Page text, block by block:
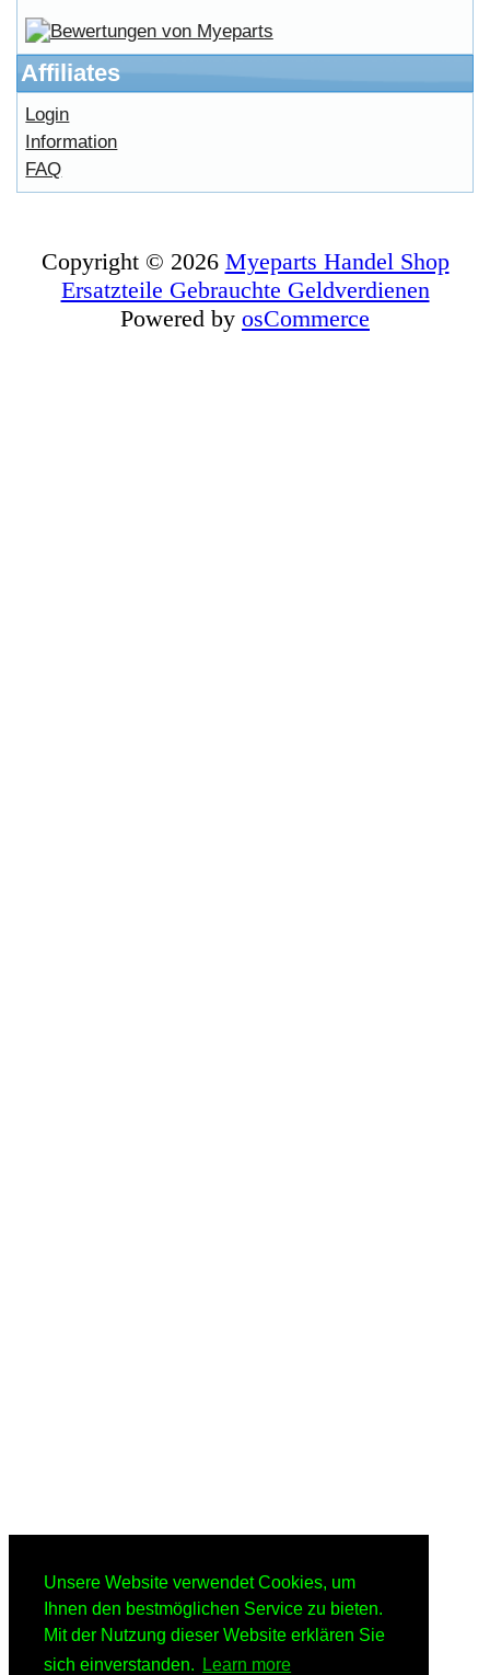
Unsere Website verwendet Cookies, um
Ihnen den bestmöglichen Service zu bieten.
Mit der Nutzung dieser Website erklären Sie
sich einverstanden.
Learn more